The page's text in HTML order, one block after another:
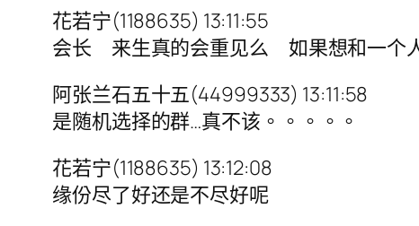
花若宁(1188635) 13:11:55
会长 来生真的会重见么 如果想和一个
阿张兰石五十五(44999333) 13:11:58
是随机选择的群…真不该。。。。。
花若宁(1188635) 13:12:08
缘份尽了好还是不尽好呢